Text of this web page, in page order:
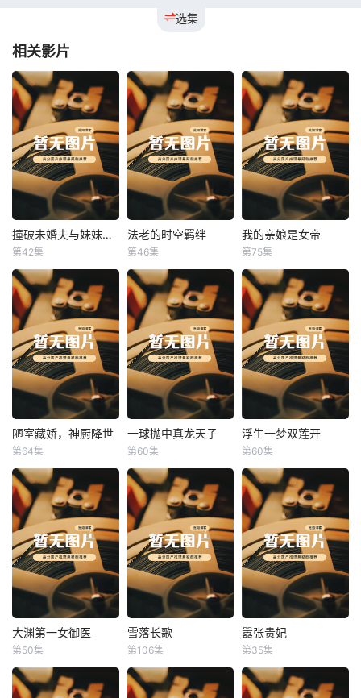
选集
相关影片
撞破未婚夫与妹妹打野战 撞破未婚夫与妹妹打野战
第42集
法老的时空羁绊
法老的时空羁绊
第46集
我的亲娘是女帝
我的亲娘是女帝
第75集
陋室藏娇，神厨降世
陋室藏娇，神厨降世
第64集
一球抛中真龙天子
一球抛中真龙天子
第60集
浮生一梦双莲开
浮生一梦双莲开
第60集
大渊第一女御医
大渊第一女御医
第50集
雪落长歌
雪落长歌
第106集
嚣张贵妃
嚣张贵妃
第35集